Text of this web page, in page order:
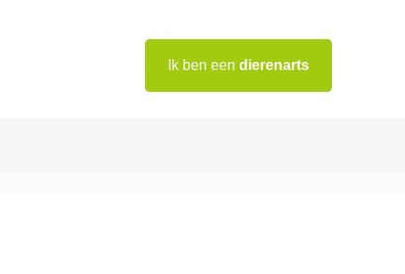
Ik ben een dierenarts